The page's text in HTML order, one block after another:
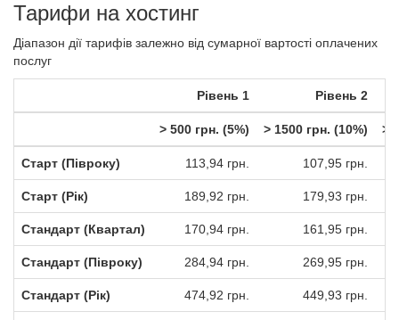
Тарифи на хостинг
Діапазон дії тарифів залежно від сумарної вартості оплачених
послуг
Рівень 1 Рівень 2
> 500 грн. (5%) > 1500 грн. (10%) >
Старт (Півроку) 113,94 грн. 107,95 грн.
Старт (Рік) 189,92 грн. 179,93 грн.
Стандарт (Квартал) 170,94 грн. 161,95 грн.
Стандарт (Півроку) 284,94 грн. 269,95 грн.
Стандарт (Рік) 474,92 грн. 449,93 грн.